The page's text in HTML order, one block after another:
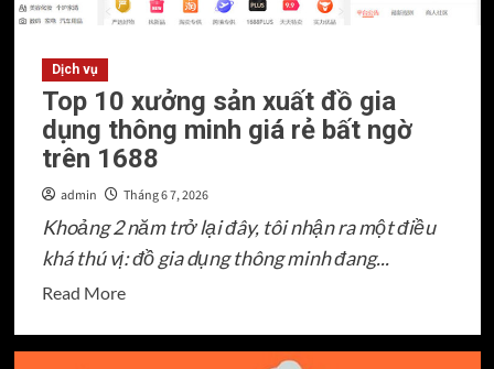
Dịch vụ
Top 10 xưởng sản xuất đồ gia
dụng thông minh giá rẻ bất ngờ
trên 1688
admin Tháng 6 7, 2026
Khoảng 2 năm trở lại đây, tôi nhận ra một điều
khá thú vị: đồ gia dụng thông minh đang...
Read MoreRead
about